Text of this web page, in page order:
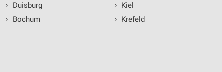
›
Duisburg
›
Bochum
› Kiel
› Krefeld